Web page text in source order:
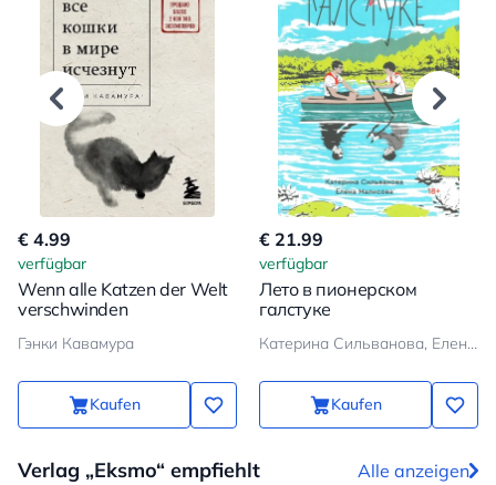
€ 4.99
verfügbar
Wenn alle Katzen der Welt
verschwinden
Гэнки Кавамура
Kaufen
€ 21.99
verfügbar
Лето в пионерском
галстуке
Катерина Сильванова, Елена Малисова
Kaufen
Verlag „Eksmo“ empfiehlt Alle anzeigen